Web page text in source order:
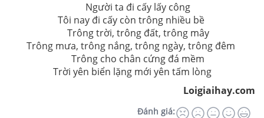
Người ta đi cấy lấy công
Tôi nay đi cấy còn trông nhiều bề
Trông trời, trông đất, trông mây
Trông mưa, trông nắng, trông ngày, trông đêm
Trông cho chân cứng đá mềm
Trời yên biển lặng mới yên tấm lòng
Loigiaihay.com
Đánh giá: